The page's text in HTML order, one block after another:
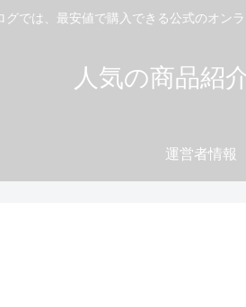
グでは、最安値で購入できる公式のオン
人気の商品紹
運営者情報